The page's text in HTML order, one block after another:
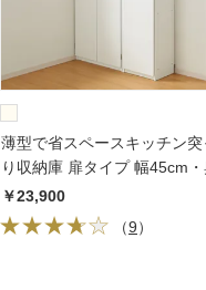
薄型で省スペースキッチン突
り収納庫 扉タイプ 幅45cm・
31cm
￥23,900
（9）